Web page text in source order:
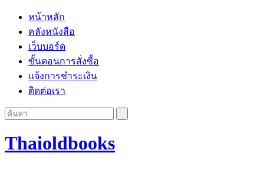
หน้าหลัก
คลังหนังสือ
เว็บบอร์ด
ขั้นตอนการสั่งซื้อ
แจ้งการชำระเงิน
ติดต่อเรา
Thaioldbooks